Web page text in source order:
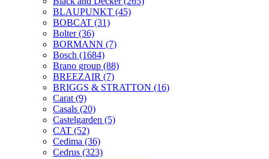
BLAUPUNKT (45)
BOBCAT (31)
Bolter(36)
BORMANN (7)
Bosch (1684)
Brano group (88)
BREEZAIR (7)
BRIGGS & STRATTON (16)
Carat (9)
Casals (20)
Castelgarden (5)
CAT (52)
Cedima (36)
Cedrus (323)